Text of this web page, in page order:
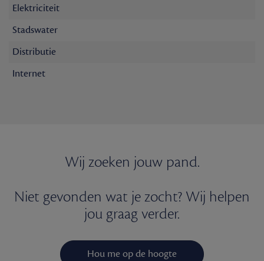
Elektriciteit
Stadswater
Distributie
Internet
Wij zoeken jouw pand.
Niet gevonden wat je zocht? Wij helpen
jou graag verder.
Hou me op de hoogte